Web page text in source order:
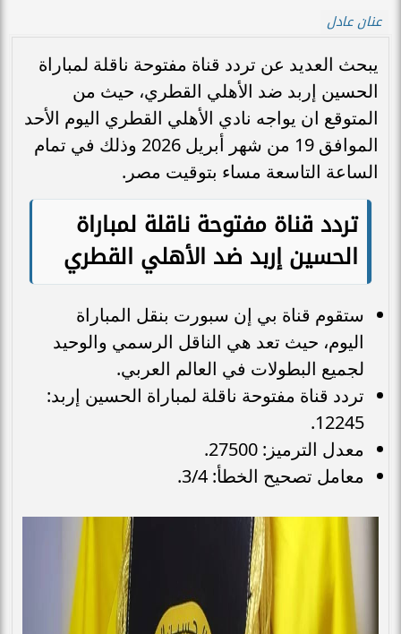
عنان عادل
يبحث العديد عن تردد قناة مفتوحة ناقلة لمباراة
الحسين إربد ضد الأهلي القطري، حيث من
المتوقع ان يواجه نادي الأهلي القطري اليوم الأحد
الموافق 19 من شهر أبريل 2026 وذلك في تمام
الساعة التاسعة مساء بتوقيت مصر.
تردد قناة مفتوحة ناقلة لمباراة
الحسين إربد ضد الأهلي القطري
ستقوم قناة بي إن سبورت بنقل المباراة
اليوم، حيث تعد هي الناقل الرسمي والوحيد
لجميع البطولات في العالم العربي.
تردد قناة مفتوحة ناقلة لمباراة الحسين إربد:
12245.
معدل الترميز: 27500.
معامل تصحيح الخطأ: 3/4.